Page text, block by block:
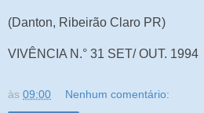
(Danton, Ribeirão Claro PR)
VIVÊNCIA N.° 31 SET/ OUT. 1994
às 09:00 Nenhum comentário: